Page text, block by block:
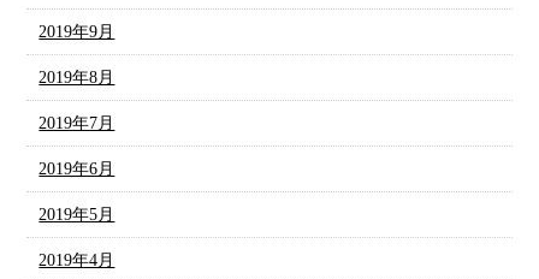
2019年9月
2019年8月
2019年7月
2019年6月
2019年5月
2019年4月